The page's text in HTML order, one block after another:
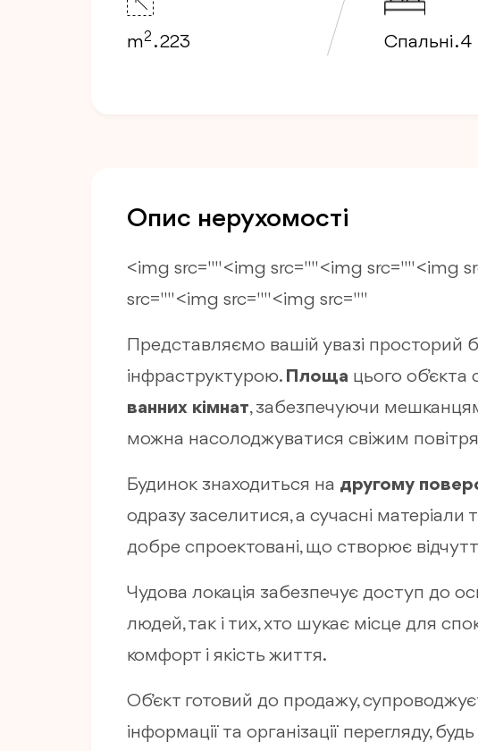
m2 . 223 Спальні . 4
Опис нерухомості
<img src="" <img src="" <img src="" <img
src="" <img src="" <img src=""
Представляємо вашій увазі просторий
інфраструктурою. Площа цього об’єкта
ванних кімнат, забезпечуючи мешканцям
можна насолоджуватися свіжим
Будинок знаходиться на другому
одразу заселитися, а сучасні
добре спроектовані, що створює
Чудова локація забезпечує доступ до
людей, так і тих, хто шукає місце для
комфорт і якість життя.
Об’єкт готовий до продажу,
інформації та організації перегляду,